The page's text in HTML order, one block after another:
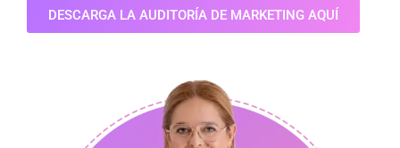
DESCARGA LA AUDITORÍA DE MARKETING AQUÍ